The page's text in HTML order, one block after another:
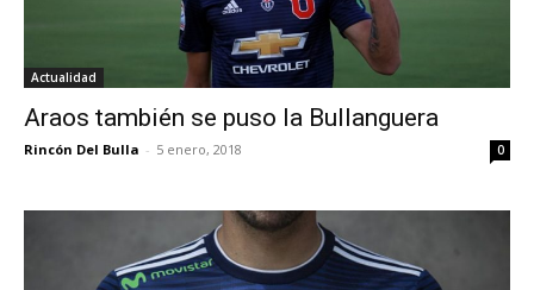
Actualidad
Araos también se puso la Bullanguera
Rincón Del Bulla - 5 enero, 2018 0